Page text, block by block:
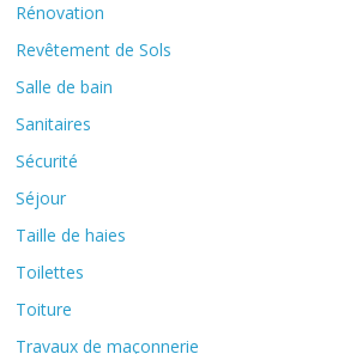
Rénovation
Revêtement de Sols
Salle de bain
Sanitaires
Sécurité
Séjour
Taille de haies
Toilettes
Toiture
Travaux de maçonnerie